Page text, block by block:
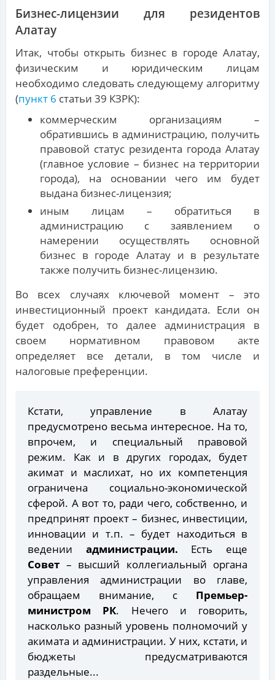
Бизнес-лицензии для резидентов
Алатау
Итак, чтобы открыть бизнес в городе Алатау,
физическим и юридическим лицам
необходимо следовать следующему алгоритму
(пункт 6 статьи 39 КЗРК):
коммерческим организациям –
обратившись в администрацию, получить
правовой статус резидента города Алатау
(главное условие – бизнес на территории
города), на основании чего им будет
выдана бизнес-лицензия;
иным лицам – обратиться в
администрацию с заявлением о
намерении осуществлять основной
бизнес в городе Алатау и в результате
также получить бизнес-лицензию.
Во всех случаях ключевой момент – это
инвестиционный проект кандидата. Если он
будет одобрен, то далее администрация в
своем нормативном правовом акте
определяет все детали, в том числе и
налоговые преференции.
Кстати, управление в Алатау
предусмотрено весьма интересное. На то,
впрочем, и специальный правовой
режим. Как и в других городах, будет
акимат и маслихат, но их компетенция
ограничена социально-экономической
сферой. А вот то, ради чего, собственно, и
предпринят проект – бизнес, инвестиции,
инновации и т.п. – будет находиться в
ведении администрации. Есть еще
Совет – высший коллегиальный органа
управления администрации во главе,
обращаем внимание, с Премьер-
министром РК. Нечего и говорить,
насколько разный уровень полномочий у
акимата и администрации. У них, кстати, и
бюджеты предусматриваются
раздельные...